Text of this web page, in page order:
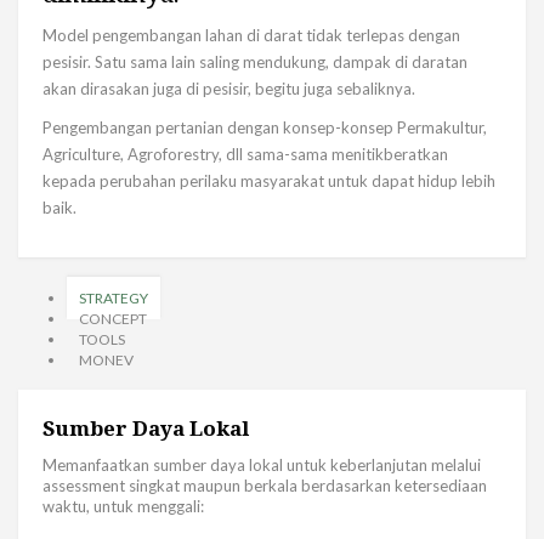
Model pengembangan lahan di darat tidak terlepas dengan
pesisir. Satu sama lain saling mendukung, dampak di daratan
akan dirasakan juga di pesisir, begitu juga sebaliknya.
Pengembangan pertanian dengan konsep-konsep Permakultur,
Agriculture, Agroforestry, dll sama-sama menitikberatkan
kepada perubahan perilaku masyarakat untuk dapat hidup lebih
baik.
STRATEGY
CONCEPT
TOOLS
MONEV
Sumber Daya Lokal
Memanfaatkan sumber daya lokal untuk keberlanjutan melalui
assessment singkat maupun berkala berdasarkan ketersediaan
waktu, untuk menggali: